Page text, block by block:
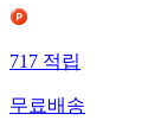
717적립
무료배송